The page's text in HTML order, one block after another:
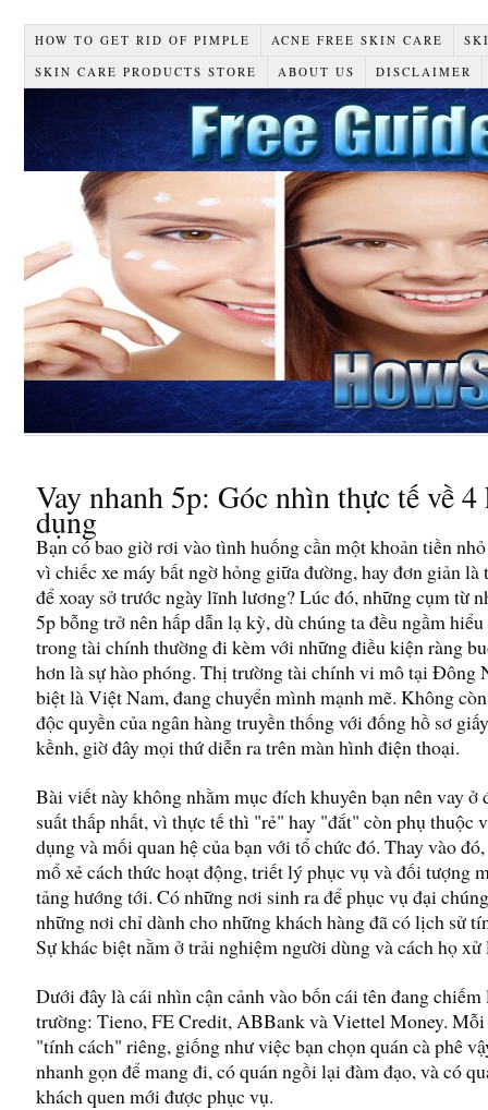
HOW TO GET RID OF PIMPLE ACNE FREE SKIN CARE
SKIN CARE PRODUCTS STORE
ABOUT US DISCLAIMER
Vay nhanh 5p: Góc nhìn thực tế về
dụng
Bạn có bao giờ rơi vào tình huống cần một khoản tiền
vì chiếc xe máy bất ngờ hỏng giữa đường, hay đơn giản
để xoay sở trước ngày lĩnh lương? Lúc đó, những cụm từ
5p bỗng trở nên hấp dẫn lạ kỳ, dù chúng ta đều ngầm
trong tài chính thường đi kèm với những điều kiện ràng
hơn là sự hào phóng. Thị trường tài chính vi mô tại Đông
biệt là Việt Nam, đang chuyển mình mạnh mẽ. Không
độc quyền của ngân hàng truyền thống với đống hồ sơ
kềnh, giờ đây mọi thứ diễn ra trên màn hình điện thoại.
Bài viết này không nhằm mục đích khuyên bạn nên vay ở
suất thấp nhất, vì thực tế thì "rẻ" hay "đắt" còn phụ thuộc
dụng và mối quan hệ của bạn với tổ chức đó. Thay vào
mổ xẻ cách thức hoạt động, triết lý phục vụ và đối tượng
tảng hướng tới. Có những nơi sinh ra để phục vụ đại
những nơi chỉ dành cho những khách hàng đã có lịch sử
Sự khác biệt nằm ở trải nghiệm người dùng và cách họ
Dưới đây là cái nhìn cận cảnh vào bốn cái tên đang
trường: Tieno, FE Credit, ABBank và Viettel Money. Mỗi
"tính cách" riêng, giống như việc bạn chọn quán cà phê
nhanh gọn để mang đi, có quán ngồi lại đàm đạo, và có
khách quen mới được phục vụ.